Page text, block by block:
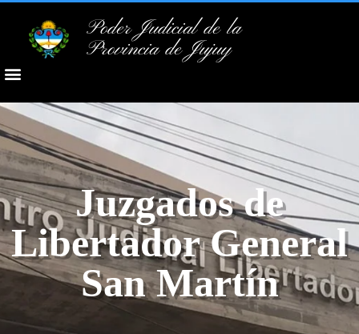
Poder Judicial de la
Provincia de Jujuy
Juzgados de
Libertador General
San Martín